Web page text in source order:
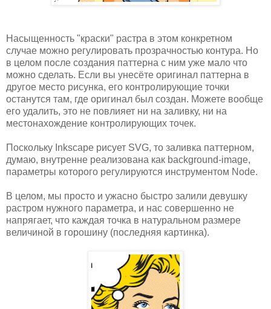
Насыщенность "краски" растра в этом конкретном
случае можно регулировать прозрачностью контура. Но
в целом после создания паттерна с ним уже мало что
можно сделать. Если вы унесёте оригинал паттерна в
другое место рисунка, его контролирующие точки
останутся там, где оригинал был создан. Можете вообще
его удалить, это не повлияет ни на заливку, ни на
местонахождение контролирующих точек.
Поскольку Inkscape рисует SVG, то заливка паттерном,
думаю, внутренне реализована как background-image,
параметры которого регулируются инструментом Node.
В целом, мы просто и ужасно быстро залили девушку
растром нужного параметра, и нас совершенно не
напрягает, что каждая точка в натуральном размере
величиной в горошину (последняя картинка).